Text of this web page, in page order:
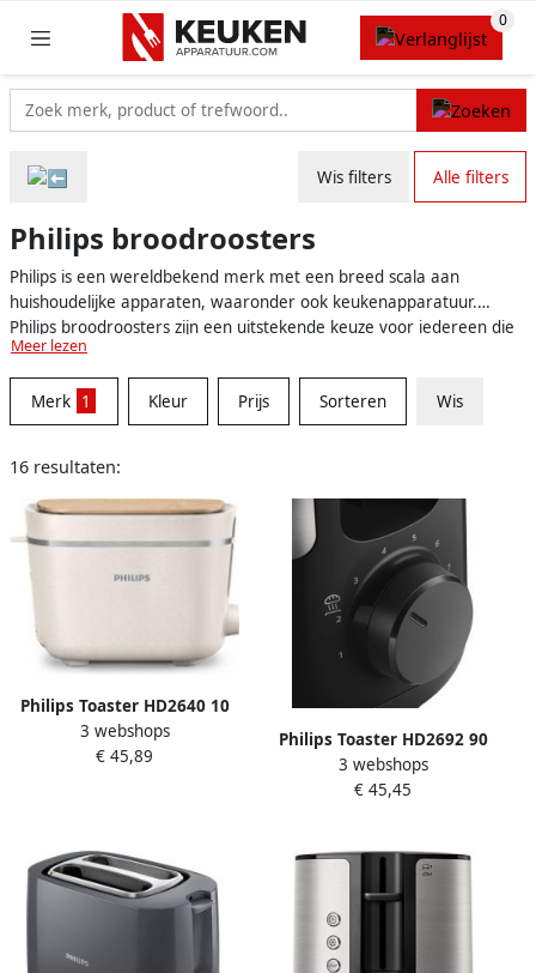
Wis filters Alle filters
Philips broodroosters
Philips is een wereldbekend merk met een breed scala aan
huishoudelijke apparaten, waaronder ook keukenapparatuur.
Philips broodroosters zijn een uitstekende keuze voor iedereen die
op zoek is naar een betrouwbaar en kwalitatief hoogstaand
product om hun brood perfect te roosteren. Deze broodroosters
zijn verkrijgbaar in verschillende modellen en met diverse functies,
zodat je altijd het juiste apparaat kunt vinden dat aan jouw
Meer lezen
Merk 1 Kleur Prijs Sorteren Wis
16 resultaten:
Philips Toaster HD2640 10
Eco Conscious Collection
Opwarm- en ontdooifunctie
3 webshops
€ 45,89
Philips Toaster HD2692 90
met opwarm- en
ontdooifunctie
3 webshops
€ 45,45